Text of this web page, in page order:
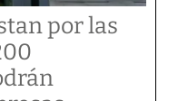
por las